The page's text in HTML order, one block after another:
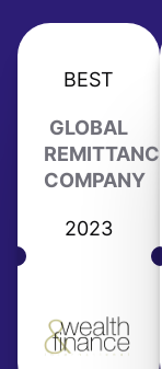
BEST
GLOBAL
REMITTANCE
COMPANY
2023